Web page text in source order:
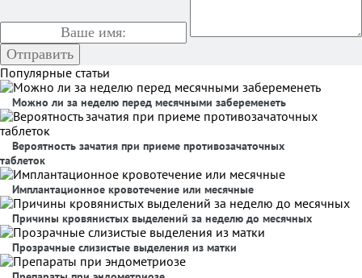
Популярные статьи
Можно ли за неделю перед месячными забеременеть
Вероятность зачатия при приеме противозачаточных
таблеток
Имплантационное кровотечение или месячные
Причины кровянистых выделений за неделю до месячных
Прозрачные слизистые выделения из матки